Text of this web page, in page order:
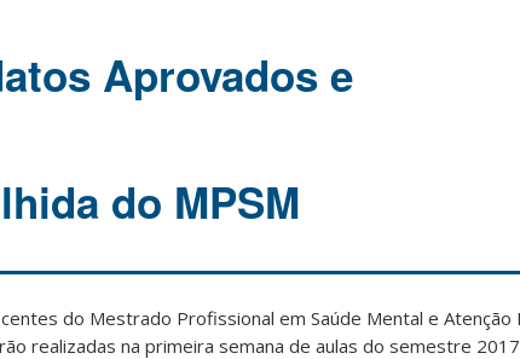
Aprovados e
do MPSM
do Mestrado Profissional em Saúde Mental e Atenção
realizadas na primeira semana de aulas do semestre